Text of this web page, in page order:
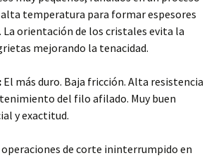
temperatura para formar espesores
La orientación de los cristales evita la
mejorando la tenacidad.
El más duro. Baja fricción. Alta resistencia
del filo afilado. Muy buen
y exactitud.
operaciones de corte ininterrumpido en